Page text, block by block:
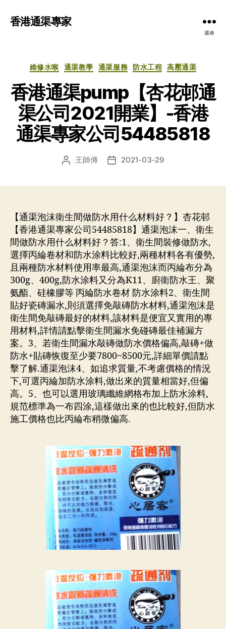
香港通渠專家
菜单
分
維修水喉 通渠教學 通渠服務 防水工程 高壓通渠
香港通渠pump【杏花邨通
渠公司2021開業】-香港
通渠專家公司54485818
文 王師傅
发 2021-03-29
【通渠泡沫衛生間做防水用什么材料好？】杏花邨
【香港通渠專家公司54485818】通渠泡沫一、衛生
間做防水用什么材料好？答:1、衛生間裝修做防水,
選擇丙綸卷材和防水涂料比較好,兩種材料各有優勢,
且兩種防水材料使用率最高,通渠泡沫而丙綸布分為
300g、400g,防水涂料又分為K11、廚衛防水王、聚
氨酯、硅橡膠等 丙綸防水卷材 防水涂料2、衛生間
貼好瓷磚漏水,則須選擇免敲磚防水材料,通渠泡沫是
衛生間免敲磚最好的材料,該材料是便宜又實用的專
用材料,詳情請點擊衛生間漏水免碰磚最佳補漏方
案。3、若衛生間漏水敲磚做防水價格偏高,敲磚+做
防水+貼磚恢復至少要7800~8500元,詳細單價請點
擊了解.通渠泡沫4、如追求質量,不考慮價格的情況
下,可選丙綸加防水涂料,做出來的質量相當好,但偏
高。5、也可以選用玻璃纖維網格布加上防水涂料,
規范標準為一布四涂,這樣做出來的也比較好,但防水
施工價格也比丙綸布稍微偏高.